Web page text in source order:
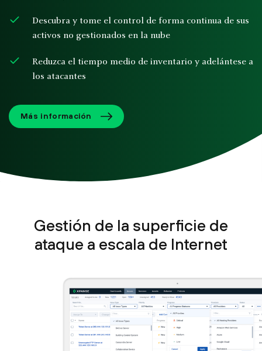
Descubra y tome el control de forma continua de sus
activos no gestionados en la nube
Reduzca el tiempo medio de inventario y adelántese a
los atacantes
Más información
Gestión de la superficie de
ataque a escala de Internet